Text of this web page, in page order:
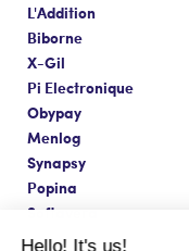
L'Addition
Biborne
X-Gil
Pi Electronique
Obypay
Menlog
Synapsy
Popina
Softavera
Hello! It's us!